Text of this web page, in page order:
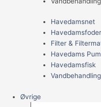
Havedamsnet
Havedamsfoder
Filter &
Havedams
Havedamsfisk
Øvrige